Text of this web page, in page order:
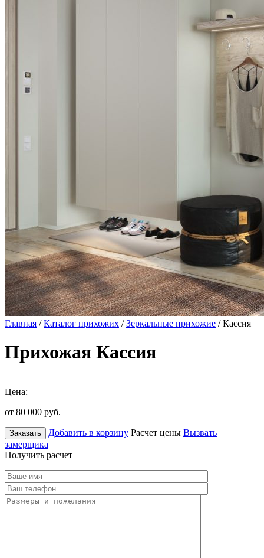
Главная /Каталог прихожих /Зеркальные прихожие / Кассия
Прихожая Кассия
Цена:
от 80 000 руб.
Заказать Добавить в корзину Расчет цены Вызвать
замерщика
Получить расчет